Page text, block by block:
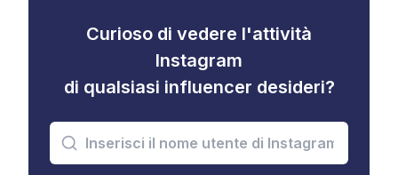
Curioso di vedere l'attività
Instagram
di qualsiasi influencer desideri?